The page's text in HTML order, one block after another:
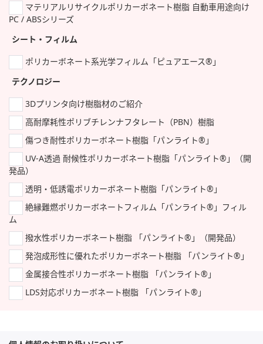
マテリアルリサイクルポリカーボネート樹脂 自動車用途向け
PC / ABSシリーズ
シート・フィルム
ポリカーボネート系光学フィルム「ピュアエース®」
テクノロジー
3Dプリンタ向け樹脂材のご紹介
高耐摩耗性ポリブチレンナフタレート（PBN）樹脂
傷つき耐性ポリカーボネート樹脂「パンライト®」
UV-A透過 耐候性ポリカーボネート樹脂「パンライト®」（開
発品）
透明・低誘電ポリカーボネート樹脂「パンライト®」
絶縁難燃ポリカーボネートフィルム「パンライト®」フィル
ム
撥水性ポリカーボネート樹脂 「パンライト®」（開発品）
発泡成形性に優れたポリカーボネート樹脂 「パンライト®」
金属接合性ポリカーボネート樹脂 「パンライト®」
LDS対応ポリカーボネート樹脂 「パンライト®」